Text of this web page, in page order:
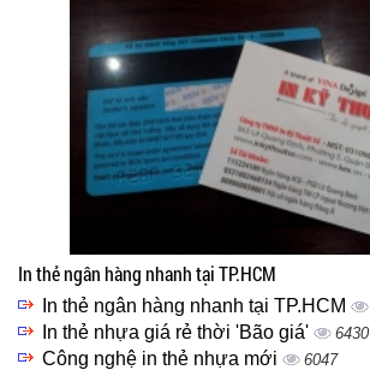
In thẻ ngân hàng nhanh tại TP.HCM
In thẻ ngân hàng nhanh tại TP.HCM
In thẻ nhựa giá rẻ thời 'Bão giá' 6430
Công nghệ in thẻ nhựa mới 6047